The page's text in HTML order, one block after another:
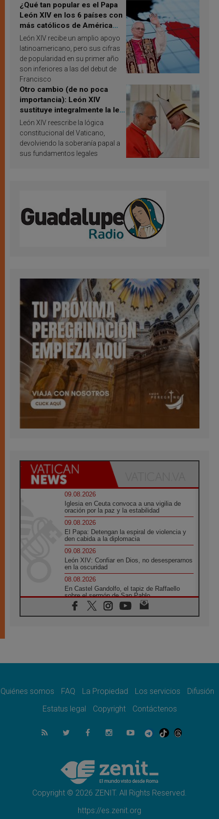
¿Qué tan popular es el Papa
León XIV en los 6 países con
más católicos de América
Latina en 2026? Publican
resultados de investigación
León XIV recibe un amplio apoyo
latinoamericano, pero sus cifras
de popularidad en su primer año
son inferiores a las del debut de
Francisco
Otro cambio (de no poca
importancia): León XIV
sustituye integralmente la ley
vaticana de Papa Francisco
León XIV reescribe la lógica
constitucional del Vaticano,
devolviendo la soberanía papal a
sus fundamentos legales
09.08.2026
Iglesia en Ceuta convoca a una vigilia de
oración por la paz y la estabilidad
09.08.2026
El Papa: Detengan la espiral de violencia y
den cabida a la diplomacia
09.08.2026
León XIV: Confiar en Dios, no desesperarnos
en la oscuridad
08.08.2026
En Castel Gandolfo, el tapiz de Raffaello
sobre el sermón de San Pablo
08.08.2026
En Colombia, «la paz no se compra con una
08.08.2026
08.08.2026
del Buen Consejo de Genazzano
Filipinas: el Vicariato Apostólico de Calapán
se convierte en diócesis
Honduras: Los desplazados invisibles de una
crisis olvidada
Quiénes somos FAQ La Propiedad Los servicios
Difusión
Estatus legal
Copyright Contáctenos
Copyright © 2026 ZENIT. All Rights Reserved.
https://es.zenit.org